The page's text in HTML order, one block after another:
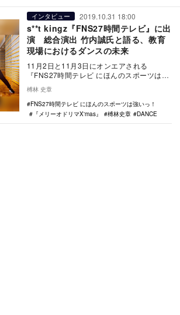
インタビュー 2019.10.31 18:00
s**t kingz『FNS27時間テレビ』に出
演 総合演出 竹内誠氏と語る、教育
現場におけるダンスの未来
11月2日と11月3日にオンエアされる
『FNS27時間テレビ にほんのスポーツは強
いっ！』（フジテレビ系／総合司会：ビー
トたけし…
榑林 史章
FNS27時間テレビ にほんのスポーツは強いっ！
『メリーオドリマX'mas』
榑林史章 DANCE